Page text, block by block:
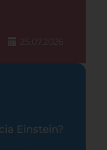
25.07.2026
Einstein?